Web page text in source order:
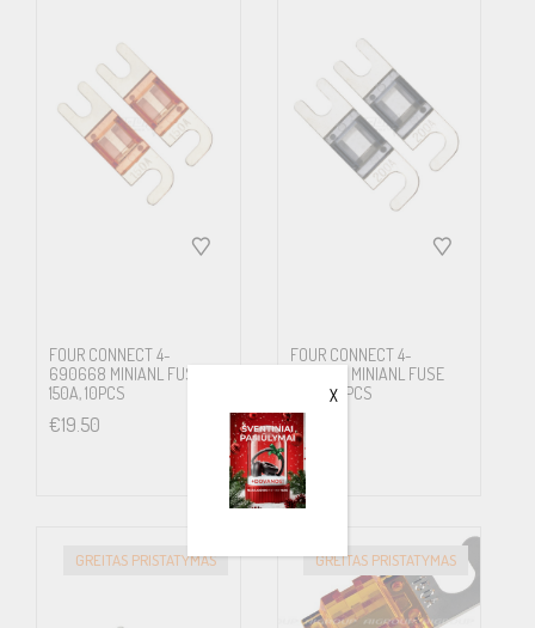
FOUR CONNECT 4-
690668 MINIANL FUSE
150A, 10PCS
€19.50
FOUR CONNECT 4-
690669 MINIANL FUSE
200A, 10PCS
€19.50
GREITAS PRISTATYMAS GREITAS PRISTATYMAS
X